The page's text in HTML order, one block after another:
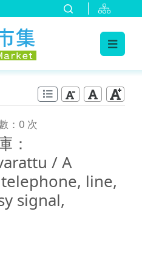
：0 次
：
/ A
line,
signal,